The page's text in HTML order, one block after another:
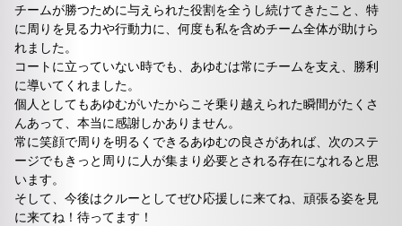
チームが勝つために与えられた役割を全うし続けてきたこと、特
に周りを見る力や行動力に、何度も私を含めチーム全体が助けら
れました。
コートに立っていない時でも、あゆむは常にチームを支え、勝利
に導いてくれました。
個人としてもあゆむがいたからこそ乗り越えられた瞬間がたくさ
んあって、本当に感謝しかありません。
常に笑顔で周りを明るくできるあゆむの良さがあれば、次のステ
ージでもきっと周りに人が集まり必要とされる存在になれると思
います。
そして、今後はクルーとしてぜひ応援しに来てね、頑張る姿を見
に来てね！待ってます！